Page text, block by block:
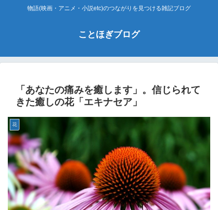
物語(映画・アニメ・小説etc)のつながりを見つける雑記ブログ
ことほぎブログ
「あなたの痛みを癒します」。信じられて
きた癒しの花「エキナセア」
花